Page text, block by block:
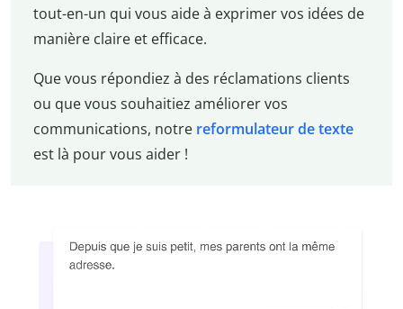
tout-en-un qui vous aide à exprimer vos idées de
manière claire et efficace.
Que vous répondiez à des réclamations clients
ou que vous souhaitiez améliorer vos
communications, notre reformulateur de texte
est là pour vous aider !